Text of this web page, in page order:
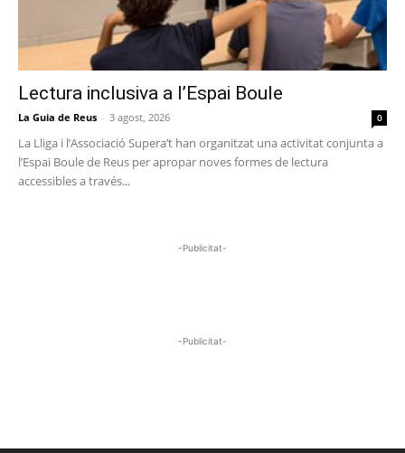
Lectura inclusiva a l’Espai Boule
La Guia de Reus - 3 agost, 2026 0
La Lliga i l’Associació Supera’t han organitzat una activitat conjunta a
l’Espai Boule de Reus per apropar noves formes de lectura
accessibles a través...
-Publicitat-
-Publicitat-